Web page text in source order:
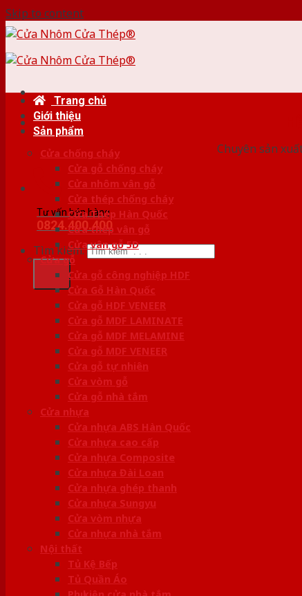
Skip to content
Chuyên sản
Tư vấn bán hàng
0824.400.400
Tìm kiếm:
Trang chủ
Giới thiệu
Sản phẩm
Cửa chống cháy
Cửa gỗ chống cháy
Cửa nhôm vân gỗ
Cửa thép chống cháy
Cửa Thép Hàn Quốc
Cửa thép vân gỗ
Cửa vân gỗ 5D
Cửa gỗ
Cửa gỗ công nghiệp HDF
Cửa Gỗ Hàn Quốc
Cửa gỗ HDF VENEER
Cửa gỗ MDF LAMINATE
Cửa gỗ MDF MELAMINE
Cửa gỗ MDF VENEER
Cửa gỗ tự nhiên
Cửa vòm gỗ
Cửa gỗ nhà tắm
Cửa nhựa
Cửa nhựa ABS Hàn Quốc
Cửa nhựa cao cấp
Cửa nhựa Composite
Cửa nhựa Đài Loan
Cửa nhựa ghép thanh
Cửa nhựa Sungyu
Cửa vòm nhựa
Cửa nhựa nhà tắm
Nội thất
Tủ Kệ Bếp
Tủ Quần Áo